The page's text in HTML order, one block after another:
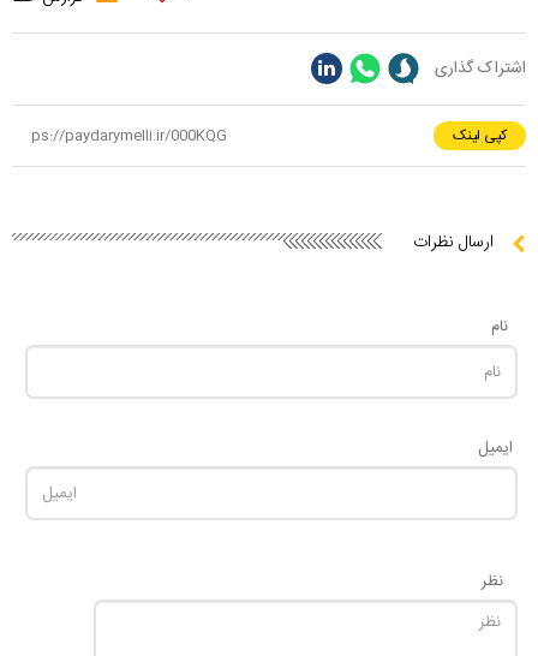
اشتراک گذاری
کپی لینک
ارسال نظرات
نام
ایمیل
نظر